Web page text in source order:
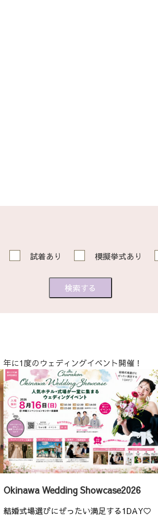
試着あり 模擬挙式あり
年に1度のウェディングイベント開催！
Okinawa Wedding Showcase2026
結婚式場選びにぜったい満足する1DAY♡